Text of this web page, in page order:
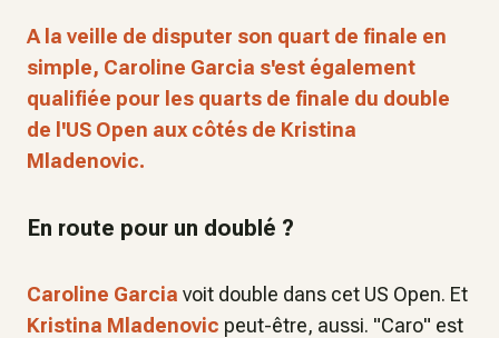
A la veille de disputer son quart de finale en
simple, Caroline Garcia s'est également
qualifiée pour les quarts de finale du double
de l'US Open aux côtés de Kristina
Mladenovic.
En route pour un doublé ?
Caroline Garcia voit double dans cet US Open. Et
Kristina Mladenovic peut-être, aussi. "Caro" est